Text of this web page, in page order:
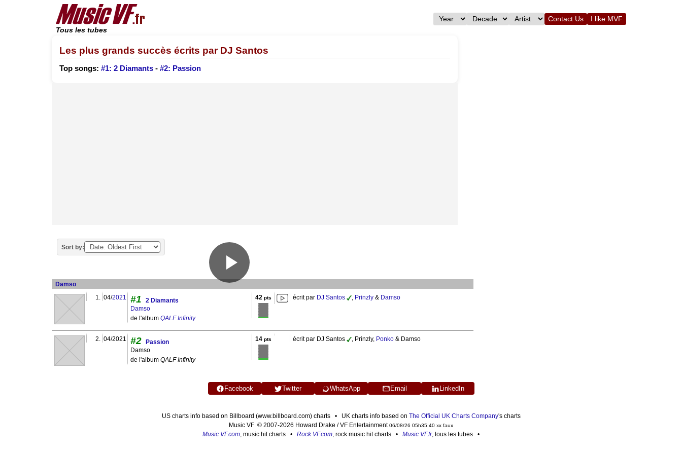
Tous les tubes
Contact Us I like MVF
Les plus grands succès écrits par DJ Santos
Top songs: #1: 2 Diamants - #2: Passion
Sort by:
Damso
1. 04/2021 #1
2 Diamants
Damso
de l'album QALF Infinity
42 pts écrit par DJ Santos , Prinzly & Damso
2. 04/2021 #2
Passion
Damso
de l'album QALF Infinity
14 pts écrit par DJ Santos , Prinzly, Ponko & Damso
Facebook Twitter WhatsApp Email LinkedIn
US charts info based on Billboard (www.billboard.com) charts • UK charts info based on The Official UK Charts Company's charts
Music VF © 2007-2026 Howard Drake / VF Entertainment06/08/26 05h35:40 xx faux
Music VF.com, music hit charts • Rock VF.com, rock music hit charts • Music VF.fr, tous les tubes •